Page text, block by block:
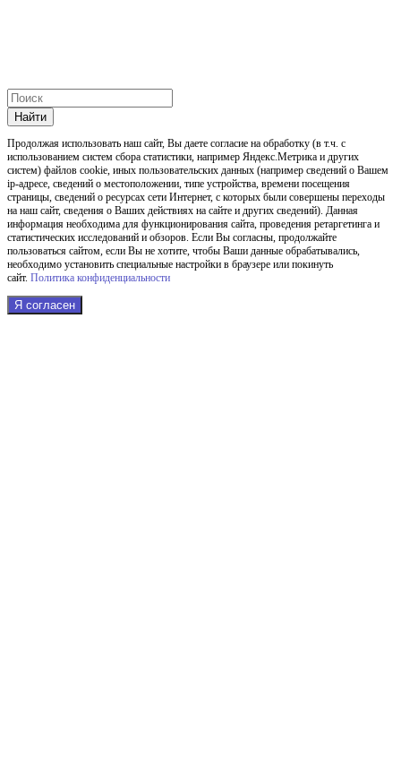
Найти
Продолжая использовать наш cайт, Вы даете согласие на обработку (в т.ч. с
использованием систем сбора статистики, например Яндекс.Метрика и других
систем) файлов cookie, иных пользовательских данных (например сведений о Вашем
ip-адресе, сведений о местоположении, типе устройства, времени посещения
страницы, сведений о ресурсах сети Интернет, с которых были совершены переходы
на наш сайт, сведения о Ваших действиях на сайте и других сведений). Данная
информация необходима для функционирования сайта, проведения ретаргетинга и
статистических исследований и обзоров. Если Вы согласны, продолжайте
пользоваться сайтом, если Вы не хотите, чтобы Ваши данные обрабатывались,
необходимо установить специальные настройки в браузере или покинуть
сайт. Политика конфиденциальности
Я согласен